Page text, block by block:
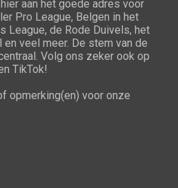
aan het goede adres voor
Pro League, Belgen in het
League, de Rode Duivels, het
veel meer. De stem van de
Volg ons zeker ook op
TikTok!
opmerking(en) voor onze